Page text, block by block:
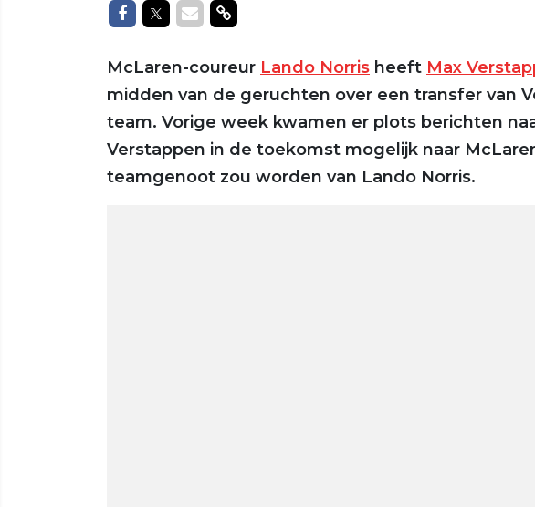
Delen op Facebook
Delen op Twitter
Delen via Mail
Delen via link
McLaren-coureur Lando Norris heeft Max
midden van de geruchten over een transfer van
team. Vorige week kwamen er plots berichten
Verstappen in de toekomst mogelijk naar
teamgenoot zou worden van Lando Norris.